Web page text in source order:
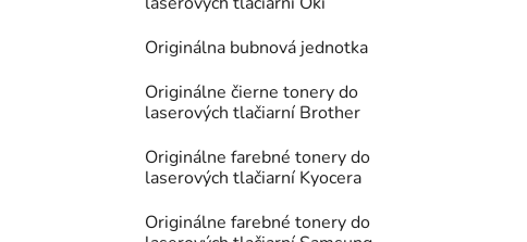
Originálna bubnová jednotka
Originálne čierne tonery do
laserových tlačiarní Brother
Originálne farebné tonery do
laserových tlačiarní Kyocera
Originálne farebné tonery do